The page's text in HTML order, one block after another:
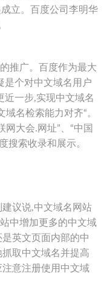
立。百度公司李明华
推广。百度作为最大
是个对中文域名用户
近一步,实现中文域名
名检索能力对齐“。
大会.网址”、“中国
搜索收录和展示。
议说,中文域名网站
中增加更多的中文域
英文页面内部的中
取中文域名并提高
意注册使用中文域